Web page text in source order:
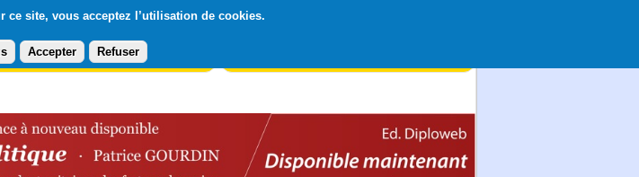
ce site, vous acceptez l’utilisation de cookies.
Accepter Refuser
gratuit à la Lettre du Diploweb